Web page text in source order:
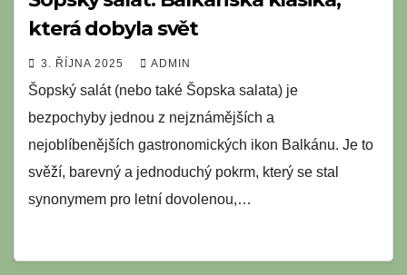
která dobyla svět
3. ŘÍJNA 2025 ADMIN
Šopský salát (nebo také Šopska salata) je
bezpochyby jednou z nejznámějších a
nejoblíbenějších gastronomických ikon Balkánu. Je to
svěží, barevný a jednoduchý pokrm, který se stal
synonymem pro letní dovolenou,…